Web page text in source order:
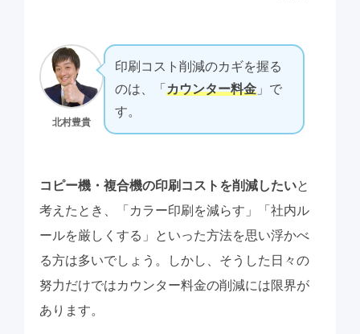
北村豊貴
印刷コスト削減のカギを握る
のは、「 カウンター料金」で
す。
コピー機・複合機の印刷コストを削減したいと
考えたとき、「カラー印刷を減らす」「社内ル
ールを厳しくする」といった方法を思い浮かべ
る方は多いでしょう。しかし、そうした日々の
努力だけではカウンター料金の削減には限界が
あります。